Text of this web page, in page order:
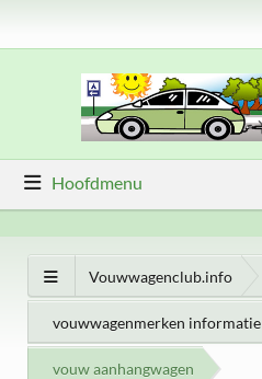
Hoofdmenu
Vouwwagenclub.info
vouwwagenmerken informatie
vouw aanhangwagen